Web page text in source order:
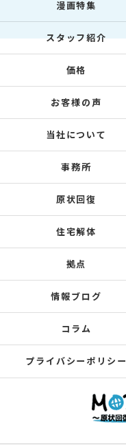
漫画特集
スタッフ紹介
価格
お客様の声
当社について
事務所
原状回復
住宅解体
拠点
情報ブログ
コラム
プライバシーポリシー